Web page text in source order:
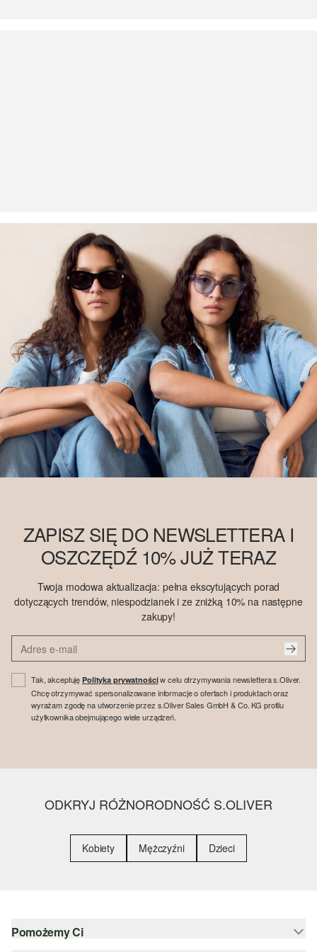
ZAPISZ SIĘ DO NEWSLETTERA I
OSZCZĘDŹ 10% JUŻ TERAZ
Twoja modowa aktualizacja: pełna ekscytujących porad
dotyczących trendów, niespodzianek i ze zniżką 10% na następne
zakupy!
Tak, akceptujęPolityka prywatnościw celu otrzymywania newslettera s.Oliver.
Chcę otrzymywać spersonalizowane informacje o ofertach i produktach oraz
wyrażam zgodę na utworzenie przez s.Oliver Sales GmbH & Co. KG profilu
użytkownika obejmującego wiele urządzeń.
ODKRYJ RÓŻNORODNOŚĆ S.OLIVER
Kobiety Mężczyźni Dzieci
Pomożemy Ci